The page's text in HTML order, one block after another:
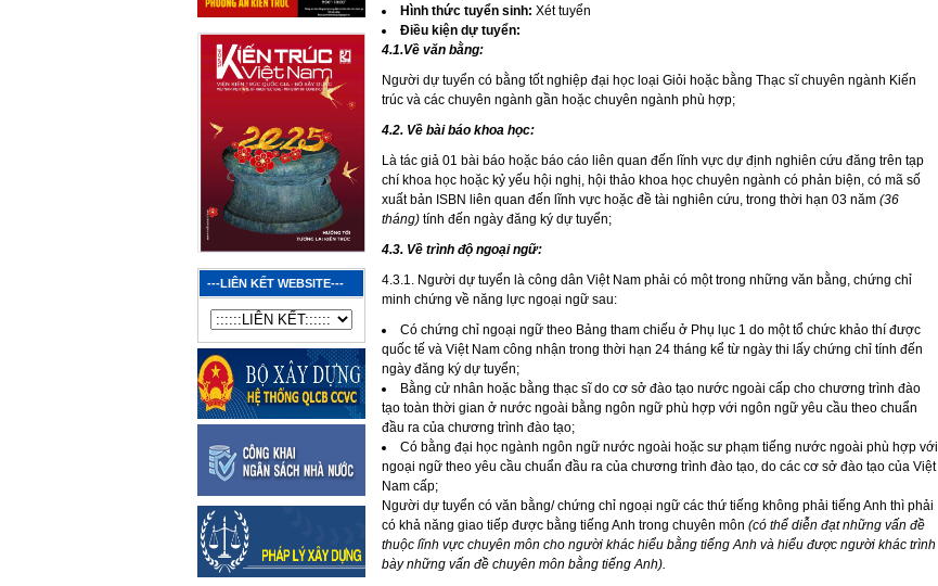
---LIÊN KẾT WEBSITE---
Hình thức tuyển sinh: Xét tuyển
Điều kiện dự tuyển:
4.1.Về văn bằng:
Người dự tuyển có bằng tốt nghiệp đại học loại Giỏi hoặc bằng Thạc sĩ chuyên ngành Kiến
trúc và các chuyên ngành gần hoặc chuyên ngành phù hợp;
4.2. Về bài báo khoa học:
Là tác giả 01 bài báo hoặc báo cáo liên quan đến lĩnh vực dự định nghiên cứu đăng trên tạp
chí khoa học hoặc kỷ yếu hội nghị, hội thảo khoa học chuyên ngành có phản biện, có mã số
xuất bản ISBN liên quan đến lĩnh vực hoặc đề tài nghiên cứu, trong thời hạn 03 năm (36
tháng) tính đến ngày đăng ký dự tuyển;
4.3. Về trình độ ngoại ngữ:
4.3.1. Người dự tuyển là công dân Việt Nam phải có một trong những văn bằng, chứng chỉ
minh chứng về năng lực ngoại ngữ sau:
Có chứng chỉ ngoại ngữ theo Bảng tham chiếu ở Phụ lục 1 do một tổ chức khảo thí được
quốc tế và Việt Nam công nhận trong thời hạn 24 tháng kể từ ngày thi lấy chứng chỉ tính đến
ngày đăng ký dự tuyển;
Bằng cử nhân hoặc bằng thạc sĩ do cơ sở đào tạo nước ngoài cấp cho chương trình đào
tạo toàn thời gian ở nước ngoài bằng ngôn ngữ phù hợp với ngôn ngữ yêu cầu theo chuẩn
đầu ra của chương trình đào tạo;
Có bằng đại học ngành ngôn ngữ nước ngoài hoặc sư phạm tiếng nước ngoài phù hợp với
ngoại ngữ theo yêu cầu chuẩn đầu ra của chương trình đào tạo, do các cơ sở đào tạo của Việt
Nam cấp;
Người dự tuyển có văn bằng/ chứng chỉ ngoại ngữ các thứ tiếng không phải tiếng Anh thì phải
có khả năng giao tiếp được bằng tiếng Anh trong chuyên môn (có thể diễn đạt những vấn đề
thuộc lĩnh vực chuyên môn cho người khác hiểu bằng tiếng Anh và hiểu được người khác trình
bày những vấn đề chuyên môn bằng tiếng Anh).